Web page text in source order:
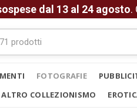
dal 13 al 24 agosto.
FOTOGRAFIE
ALTRO COLLEZIONISMO